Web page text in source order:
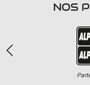
PARTENAIRES
NOS